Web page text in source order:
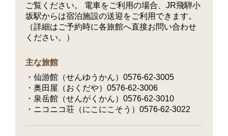
ご覧ください。 電車をご利用の場合、JR飛騨小
坂駅からは宿泊施設の送迎をご利用できます。
（詳細はご予約時に各旅館へ直接お問い合わせ
ください。）
主な旅館
仙游館（せんゆうかん）0576-62-3005
奥田屋（おくだや）0576-62-3006
泉岳館（せんがくかん）0576-62-3010
ニコニコ荘（にこにこそう）0576-62-3022